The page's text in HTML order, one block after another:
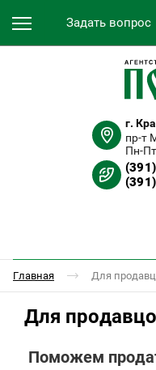
Задать вопрос
г.
пр-т
Пн-
Главная Для
Для
Поможем